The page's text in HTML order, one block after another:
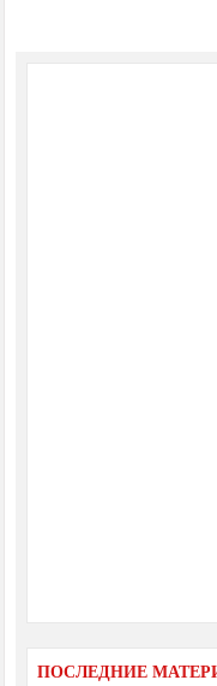
ПОСЛЕДНИЕ